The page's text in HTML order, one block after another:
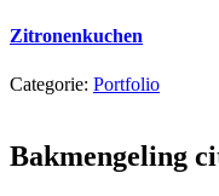
Zitronenkuchen
Categorie: Portfolio
Bakmengeling